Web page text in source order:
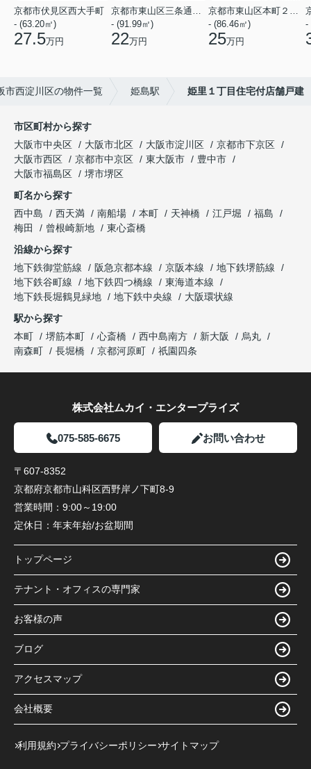
京都市伏見区西大手町
- (63.20㎡)
27.5万円
- (91.99㎡)
22万円
- (86.46㎡)
25万円
-
市西淀川区の物件一覧 姫島駅 姫里１丁目住宅付店舗戸建
市区町村から探す
大阪市中央区
大阪市北区 大阪市淀川区
京都市下京区
大阪市西区
京都市中京区 東大阪市
豊中市
大阪市福島区
堺市堺区
町名から探す
西中島
西天満 南船場 本町 天神橋 江戸堀
福島
梅田
曾根崎新地
東心斎橋
沿線から探す
地下鉄御堂筋線
阪急京都本線 京阪本線
地下鉄堺筋線
地下鉄谷町線
地下鉄四つ橋線
東海道本線
地下鉄長堀鶴見緑地
地下鉄中央線
大阪環状線
駅から探す
本町
堺筋本町 心斎橋 西中島南方 新大阪
烏丸
南森町
長堀橋 京都河原町 祇園四条
株式会社ムカイ・エンタープライズ
075-585-6675 お問い合わせ
〒607-8352
京都府京都市山科区西野岸ノ下町8-9
営業時間： 9:00～19:00
定休日： 年末年始/お盆期間
トップページ
テナント・オフィスの専門家
お客様の声
ブログ
アクセスマップ
会社概要
利用規約 プライバシーポリシー サイトマップ